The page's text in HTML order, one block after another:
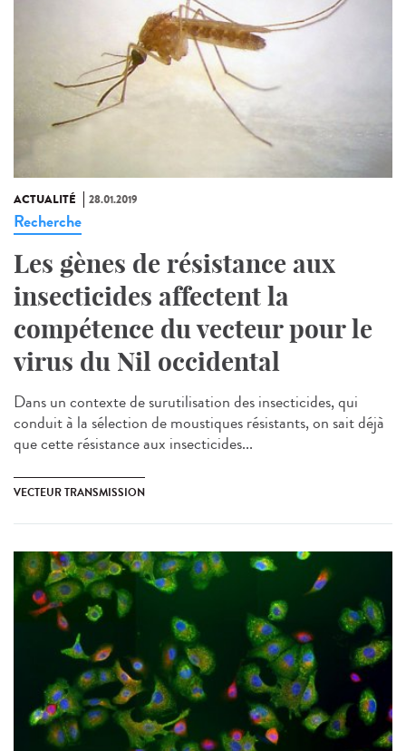
ACTUALITÉ 28.01.2019
Recherche
Les gènes de résistance aux
insecticides affectent la
compétence du vecteur pour le
virus du Nil occidental
Dans un contexte de surutilisation des insecticides, qui
conduit à la sélection de moustiques résistants, on sait déjà
que cette résistance aux insecticides...
VECTEUR TRANSMISSION